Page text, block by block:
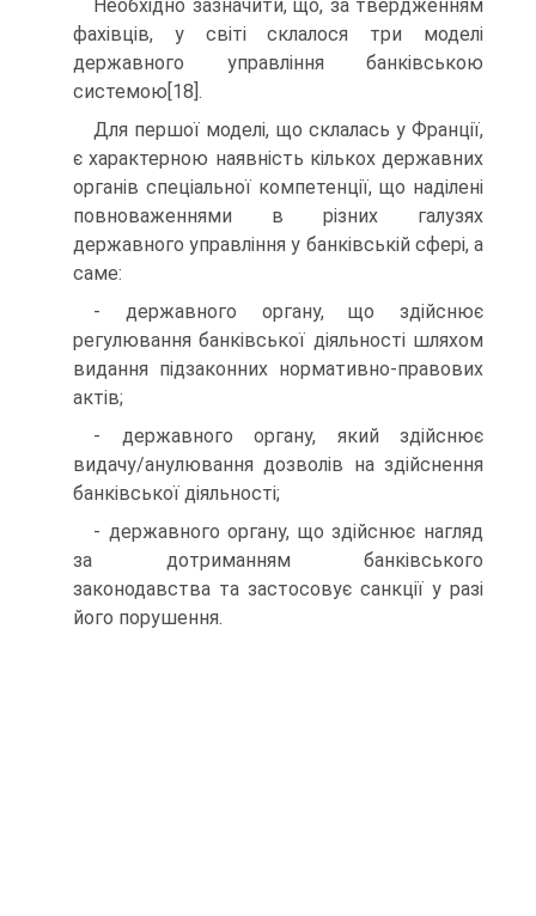
Необхідно зазначити, що, за твердженням
фахівців, у світі склалося три моделі
державного управління банківською
системою[18].
Для першої моделі, що склалась у Франції,
є характерною наявність кількох державних
органів спеціальної компетенції, що наділені
повноваженнями в різних галузях
державного управління у банківській сфері, а
саме:
- державного органу, що здійснює
регулювання банківської діяльності шляхом
видання підзаконних нормативно-правових
актів;
- державного органу, який здійснює
видачу/анулювання дозволів на здійснення
банківської діяльності;
- державного органу, що здійснює нагляд
за дотриманням банківського
законодавства та застосовує санкції у разі
його порушення.